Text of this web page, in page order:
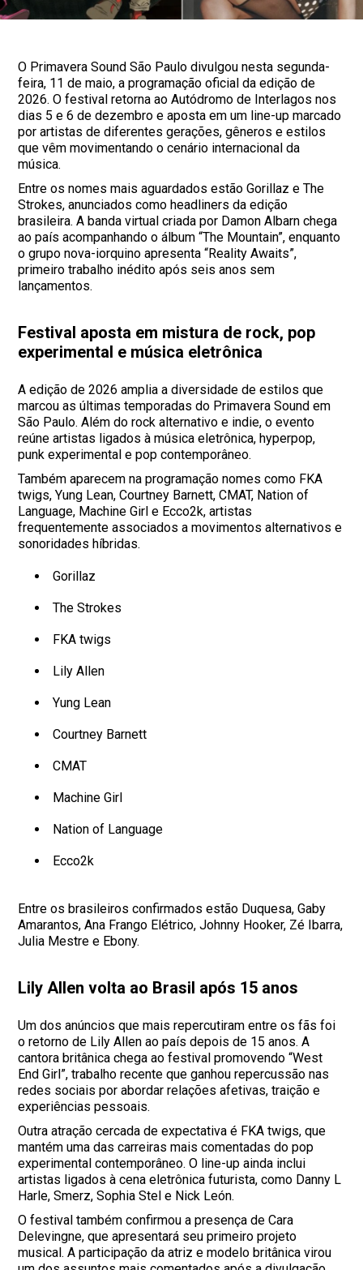
O Primavera Sound São Paulo divulgou nesta segunda-
feira, 11 de maio, a programação oficial da edição de
2026. O festival retorna ao Autódromo de Interlagos nos
dias 5 e 6 de dezembro e aposta em um line-up marcado
por artistas de diferentes gerações, gêneros e estilos
que vêm movimentando o cenário internacional da
música.
Entre os nomes mais aguardados estão Gorillaz e The
Strokes, anunciados como headliners da edição
brasileira. A banda virtual criada por Damon Albarn chega
ao país acompanhando o álbum “The Mountain”, enquanto
o grupo nova-iorquino apresenta “Reality Awaits”,
primeiro trabalho inédito após seis anos sem
lançamentos.
Festival aposta em mistura de rock, pop
experimental e música eletrônica
A edição de 2026 amplia a diversidade de estilos que
marcou as últimas temporadas do Primavera Sound em
São Paulo. Além do rock alternativo e indie, o evento
reúne artistas ligados à música eletrônica, hyperpop,
punk experimental e pop contemporâneo.
Também aparecem na programação nomes como FKA
twigs, Yung Lean, Courtney Barnett, CMAT, Nation of
Language, Machine Girl e Ecco2k, artistas
frequentemente associados a movimentos alternativos e
sonoridades híbridas.
Gorillaz
The Strokes
FKA twigs
Lily Allen
Yung Lean
Courtney Barnett
CMAT
Machine Girl
Nation of Language
Ecco2k
Entre os brasileiros confirmados estão Duquesa, Gaby
Amarantos, Ana Frango Elétrico, Johnny Hooker, Zé Ibarra,
Julia Mestre e Ebony.
Lily Allen volta ao Brasil após 15 anos
Um dos anúncios que mais repercutiram entre os fãs foi
o retorno de Lily Allen ao país depois de 15 anos. A
cantora britânica chega ao festival promovendo “West
End Girl”, trabalho recente que ganhou repercussão nas
redes sociais por abordar relações afetivas, traição e
experiências pessoais.
Outra atração cercada de expectativa é FKA twigs, que
mantém uma das carreiras mais comentadas do pop
experimental contemporâneo. O line-up ainda inclui
artistas ligados à cena eletrônica futurista, como Danny L
Harle, Smerz, Sophia Stel e Nick León.
O festival também confirmou a presença de Cara
Delevingne, que apresentará seu primeiro projeto
musical. A participação da atriz e modelo britânica virou